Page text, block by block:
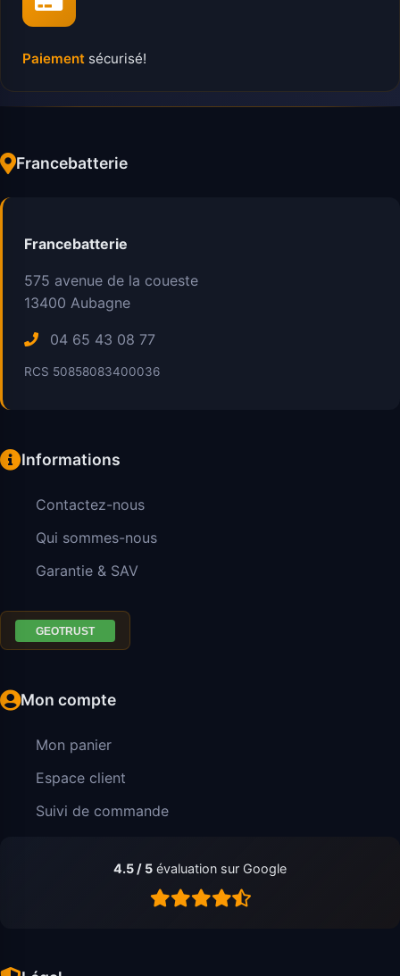
Paiement sécurisé!
Francebatterie
Francebatterie
575 avenue de la coueste
13400 Aubagne
04 65 43 08 77
RCS 50858083400036
Informations
Contactez-nous
Qui sommes-nous
Garantie & SAV
Mon compte
Mon panier
Espace client
Suivi de commande
4.5 / 5 évaluation sur Google